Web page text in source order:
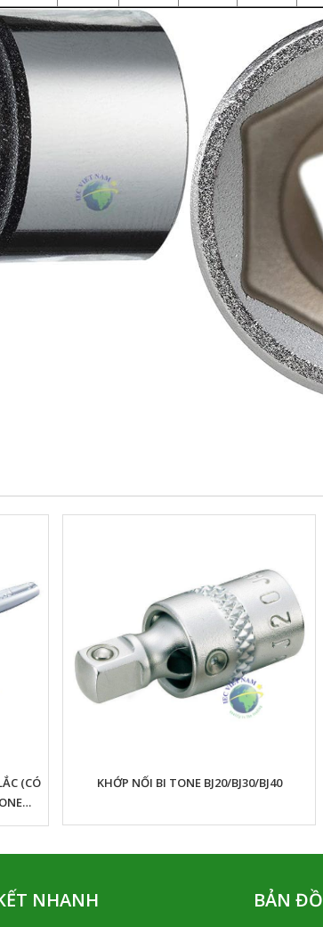
(CÓ
KHỚP NỐI BI TONE BJ20/BJ30/BJ40
NHANH BẢN ĐỒ